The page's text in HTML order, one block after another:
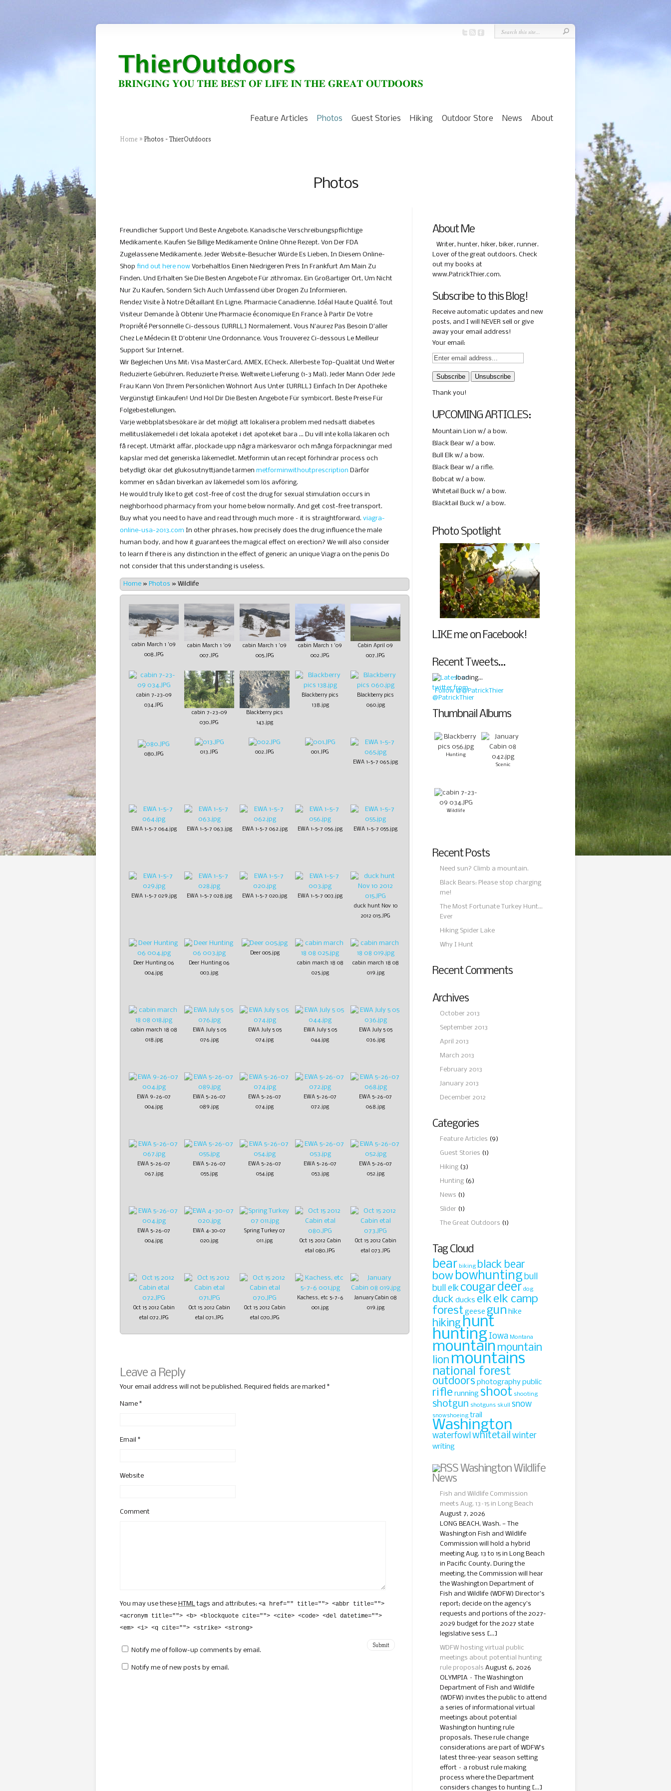
Feature Articles Photos Guest Stories Hiking Outdoor Store News About
Home » Photos - ThierOutdoors
Photos
Freundlicher Support Und Beste Angebote. Kanadische Verschreibungspflichtige
Medikamente. Kaufen Sie Billige Medikamente Online Ohne Rezept. Von Der FDA
Zugelassene Medikamente. Jeder Website-Besucher Würde Es Lieben, In Diesem Online-
Shop find out here now Vorbehaltlos Einen Niedrigeren Preis In Frankfurt Am Main Zu
Finden. Und Erhalten Sie Die Besten Angebote Für zithromax. Ein Großartiger Ort, Um Nicht
Nur Zu Kaufen, Sondern Sich Auch Umfassend über Drogen Zu Informieren.
Rendez Visite à Notre Détaillant En Ligne. Pharmacie Canadienne. Idéal Haute Qualité. Tout
Visiteur Demande à Obtenir Une Pharmacie économique En France à Partir De Votre
Propriété Personnelle Ci-dessous [URRLL] Normalement. Vous N’aurez Pas Besoin D’aller
Chez Le Médecin Et D’obtenir Une Ordonnance. Vous Trouverez Ci-dessous Le Meilleur
Support Sur Internet.
Wir Begleichen Uns Mit: Visa MasterCard, AMEX, ECheck. Allerbeste Top-Qualität Und Weiter
Reduzierte Gebühren. Reduzierte Preise. Weltweite Lieferung (1-3 Mal). Jeder Mann Oder Jede
Frau Kann Von Ihrem Persönlichen Wohnort Aus Unter [URRLL] Einfach In Der Apotheke
Vergünstigt Einkaufen! Und Hol Dir Die Besten Angebote Für symbicort. Beste Preise Für
Folgebestellungen.
Varje webbplatsbesökare är det möjligt att lokalisera problem med nedsatt diabetes
mellitusläkemedel i det lokala apoteket i det apoteket bara … Du vill inte kolla läkaren och
få recept. Utmärkt affär, plockade upp några märkesvaror och många förpackningar med
kapslar med det generiska läkemedlet. Metformin utan recept förhindrar process och
betydligt ökar det glukosutnyttjande tarmen metforminwithoutprescription Därför
kommer en sådan biverkan av läkemedel som lös avföring.
He would truly like to get cost-free of cost the drug for sexual stimulation occurs in
neighborhood pharmacy from your home below normally. And get cost-free transport.
Buy what you need to have and read through much more – it is straightforward. viagra-
online-usa-2013.com In other phrases, how precisely does the drug influence the male
human body, and how it guarantees the magical effect on erection? We will also consider
to learn if there is any distinction in the effect of generic an unique Viagra on the penis Do
not consider that this understanding is useless.
Home » Photos » Wildlife
cabin March 1 '09
008.JPG
cabin March 1 '09
007.JPG
cabin March 1 '09
005.JPG
cabin March 1 '09
002.JPG
Cabin April 09
007.JPG
cabin 7-23-09
034.JPG
cabin 7-23-09
030.JPG
Blackberry pics
143.jpg
Blackberry pics
138.jpg
Blackberry pics
060.jpg
080.JPG 013.JPG 002.JPG
001.JPG
EWA 1-5-7 065.jpg
EWA 1-5-7 064.jpg EWA 1-5-7 063.jpg EWA 1-5-7 062.jpg EWA 1-5-7 056.jpg EWA 1-5-7 055.jpg
EWA 1-5-7 029.jpg EWA 1-5-7 028.jpg EWA 1-5-7 020.jpg
EWA 1-5-7 003.jpg
duck hunt Nov 10
2012 015.JPG
Deer Hunting 06
004.jpg
Deer Hunting 06
003.jpg
Deer 005.jpg
cabin march 18 08
025.jpg
cabin march 18 08
019.jpg
cabin march 18 08
018.jpg
EWA July 5 05
076.jpg
EWA July 5 05
074.jpg
EWA July 5 05
044.jpg
EWA July 5 05
036.jpg
EWA 9-26-07
004.jpg
EWA 5-26-07
089.jpg
EWA 5-26-07
074.jpg
EWA 5-26-07
072.jpg
EWA 5-26-07
068.jpg
EWA 5-26-07
067.jpg
EWA 5-26-07
055.jpg
EWA 5-26-07
054.jpg
EWA 5-26-07
053.jpg
EWA 5-26-07
052.jpg
EWA 5-26-07
004.jpg
EWA 4-30-07
020.jpg
Spring Turkey 07
011.jpg
Oct 15 2012 Cabin
etal 080.JPG
Oct 15 2012 Cabin
etal 073.JPG
Oct 15 2012 Cabin
etal 072.JPG
Oct 15 2012 Cabin
etal 071.JPG
Oct 15 2012 Cabin
etal 070.JPG
Kachess, etc 5-7-6
001.jpg
January Cabin 08
019.jpg
Leave a Reply
Your email address will not be published. Required fields are marked *
Name *
Email *
Website
Comment
You may use these HTMLtags and attributes: <a href="" title=""> <abbr title="">
<acronym title=""> <b> <blockquote cite=""> <cite> <code> <del datetime="">
<em> <i> <q cite=""> <strike> <strong>
Notify me of follow-up comments by email.
Notify me of new posts by email.
About Me
Writer, hunter, hiker, biker, runner.
Lover of the great outdoors. Check
out my books at
www.PatrickThier.com.
Subscribe to this Blog!
Receive automatic updates and new
posts, and I will NEVER sell or give
away your email address!
Your email:
Thank you!
UPCOMING ARTICLES:
Mountain Lion w/ a bow.
Black Bear w/ a bow.
Bull Elk w/ a bow.
Black Bear w/ a rifle.
Bobcat w/ a bow.
Whitetail Buck w/ a bow.
Blacktail Buck w/ a bow.
Photo Spotlight
LIKE me on Facebook!
Recent Tweets…
loading...
Follow @@PatrickThier
Thumbnail Albums
Hunting
Scenic
Wildlife
Recent Posts
Need sun? Climb a mountain.
Black Bears: Please stop charging
me!
The Most Fortunate Turkey Hunt…
Ever
Hiking Spider Lake
Why I Hunt
Recent Comments
Archives
October 2013
September 2013
April 2013
March 2013
February 2013
January 2013
December 2012
Categories
Feature Articles (9)
Guest Stories (1)
Hiking (3)
Hunting (6)
News (1)
Slider (1)
The Great Outdoors (1)
Tag Cloud
bear biking black bear
bow bowhunting bull
bull elk cougardeer dog
duck ducks elk elk camp
forestgeese gun hike
hiking hunt
hunting Iowa Montana
mountain mountain
lion mountains
national forest
outdoors photographypublic
rifle running shoot shooting
shotgun shotguns skull snow
snowshoeing trail
Washington
waterfowlwhitetail winter
writing
Washington Wildlife
News
Fish and Wildlife Commission
meets Aug. 13–15 in Long Beach
August 7, 2026
LONG BEACH, Wash. — The
Washington Fish and Wildlife
Commission will hold a hybrid
meeting Aug. 13 to 15 in Long Beach
in Pacific County. During the
meeting, the Commission will hear
the Washington Department of
Fish and Wildlife (WDFW) Director’s
report; decide on the agency’s
requests and portions of the 2027-
2029 budget for the 2027 state
legislative sess […]
WDFW hosting virtual public
meetings about potential hunting
rule proposals August 6, 2026
OLYMPIA – The Washington
Department of Fish and Wildlife
(WDFW) invites the public to attend
a series of informational virtual
meetings about potential
Washington hunting rule
proposals. These rule change
considerations are part of WDFW’s
latest three-year season setting
effort – a robust rule making
process where the Department
considers changes to hunting […]